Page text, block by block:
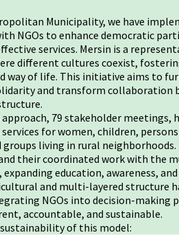
Municipality, we have
NGOs to enhance democratic
services. Mersin is a
different cultures coexist,
way of life. This initiative aims to
and transform collaboration
79 stakeholder meetings,
for women, children,
groups living in rural
their coordinated work with the
education, awareness,
and multi-layered structure
NGOs into decision-making
accountable, and sustainable.
of this model: